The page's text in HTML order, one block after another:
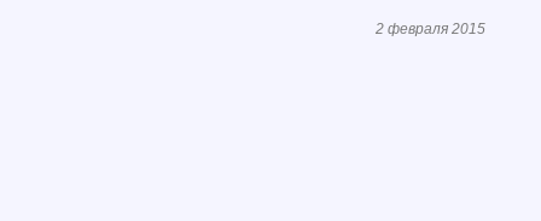
2 февраля 2015